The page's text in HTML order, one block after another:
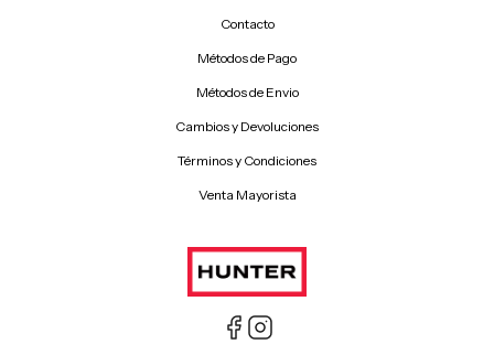
Contacto
Métodos de Pago
Métodos de Envio
Cambios y Devoluciones
Términos y Condiciones
Venta Mayorista